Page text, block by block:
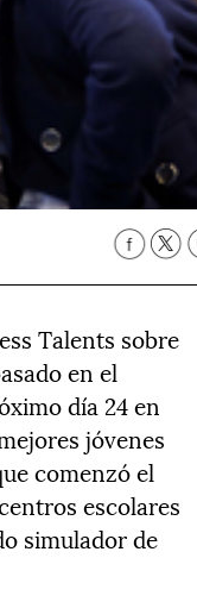
Talents sobre
en el
día 24 en
jóvenes
comenzó el
escolares
simulador de